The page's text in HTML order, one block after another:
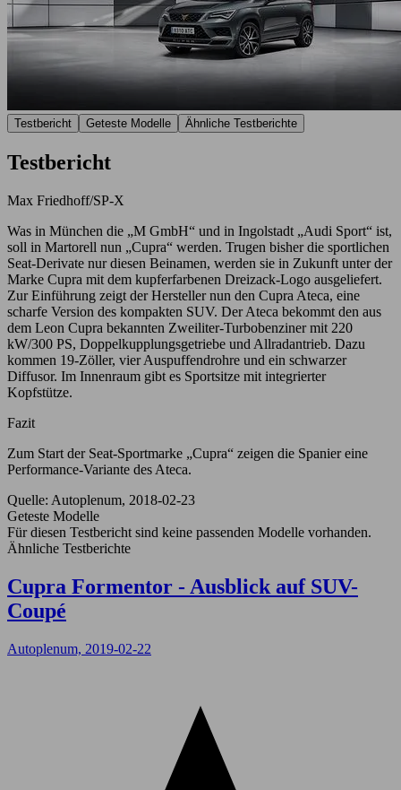
Testbericht Geteste Modelle Ähnliche Testberichte
Testbericht
Max Friedhoff/SP-X
Was in München die „M GmbH“ und in Ingolstadt „Audi Sport“ ist,
soll in Martorell nun „Cupra“ werden. Trugen bisher die sportlichen
Seat-Derivate nur diesen Beinamen, werden sie in Zukunft unter der
Marke Cupra mit dem kupferfarbenen Dreizack-Logo ausgeliefert.
Zur Einführung zeigt der Hersteller nun den Cupra Ateca, eine
scharfe Version des kompakten SUV. Der Ateca bekommt den aus
dem Leon Cupra bekannten Zweiliter-Turbobenziner mit 220
kW/300 PS, Doppelkupplungsgetriebe und Allradantrieb. Dazu
kommen 19-Zöller, vier Auspuffendrohre und ein schwarzer
Diffusor. Im Innenraum gibt es Sportsitze mit integrierter
Kopfstütze.
Fazit
Zum Start der Seat-Sportmarke „Cupra“ zeigen die Spanier eine
Performance-Variante des Ateca.
Quelle: Autoplenum, 2018-02-23
Geteste Modelle
Für diesen Testbericht sind keine passenden Modelle vorhanden.
Ähnliche Testberichte
Cupra Formentor - Ausblick auf SUV-
Coupé
Autoplenum, 2019-02-22